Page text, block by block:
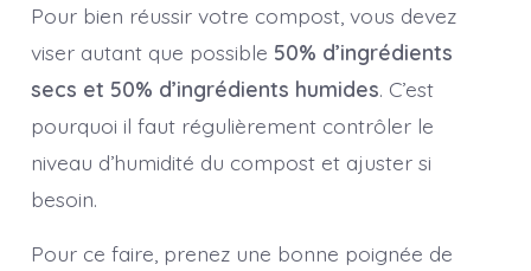
Pour bien réussir votre compost, vous devez
viser autant que possible 50% d’ingrédients
secs et 50% d’ingrédients humides. C’est
pourquoi il faut régulièrement contrôler le
niveau d’humidité du compost et ajuster si
besoin.
Pour ce faire, prenez une bonne poignée de